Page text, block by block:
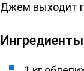
Джем выходит
Ингредиенты